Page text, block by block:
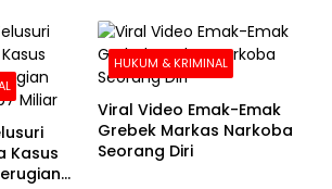
Kasus
HUKUM & KRIMINAL
Viral Video Emak-Emak
Grebek Markas Narkoba
Seorang Diri